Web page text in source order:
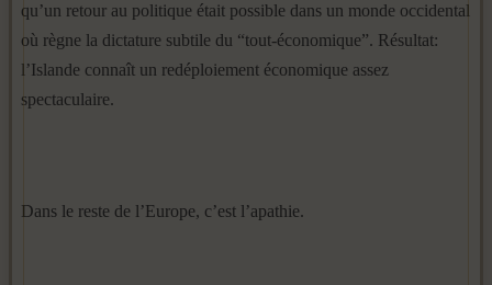
qu’un retour au politique était possible dans un monde occidental
où règne la dictature subtile du “tout-économique”. Résultat:
l’Islande connaît un redéploiement économique assez
spectaculaire.
Dans le reste de l’Europe, c’est l’apathie.